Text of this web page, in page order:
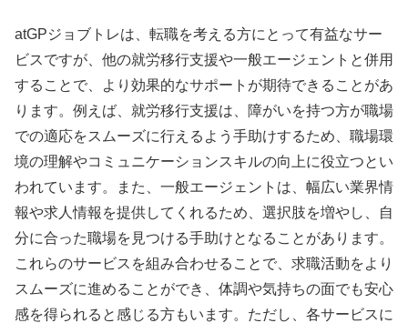
atGPジョブトレは、転職を考える方にとって有益なサー
ビスですが、他の就労移行支援や一般エージェントと併用
することで、より効果的なサポートが期待できることがあ
ります。例えば、就労移行支援は、障がいを持つ方が職場
での適応をスムーズに行えるよう手助けするため、職場環
境の理解やコミュニケーションスキルの向上に役立つとい
われています。また、一般エージェントは、幅広い業界情
報や求人情報を提供してくれるため、選択肢を増やし、自
分に合った職場を見つける手助けとなることがあります。
これらのサービスを組み合わせることで、求職活動をより
スムーズに進めることができ、体調や気持ちの面でも安心
感を得られると感じる方もいます。ただし、各サービスに